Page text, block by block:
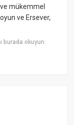
mükemmel
ve Ersever,
burada okuyun: